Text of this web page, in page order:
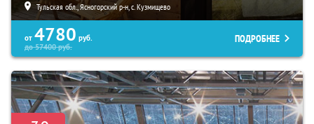
Тульская обл., Ясногорский р-н, с. Кузмищево
от 4780 руб.
до57400руб.
ПОДРОБНЕЕ